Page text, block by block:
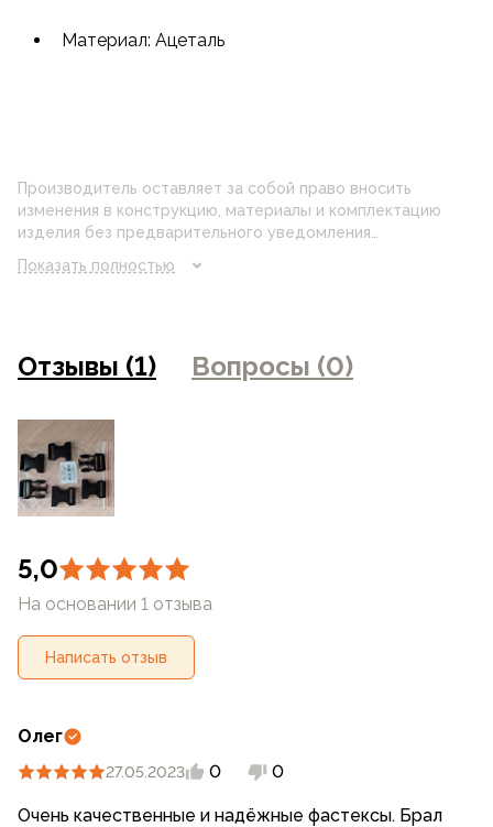
Материал: Ацеталь
Производитель оставляет за собой право вносить
изменения в конструкцию, материалы и комплектацию
изделия без предварительного уведомления
отличаться от реального цвета товара, что связано с
магазинах
Показать полностью
Отзывы (1) Вопросы (0)
5,0
На основании 1 отзыва
Написать отзыв
Олег
27.05.2023 0 0
Очень качественные и надёжные фастексы. Брал